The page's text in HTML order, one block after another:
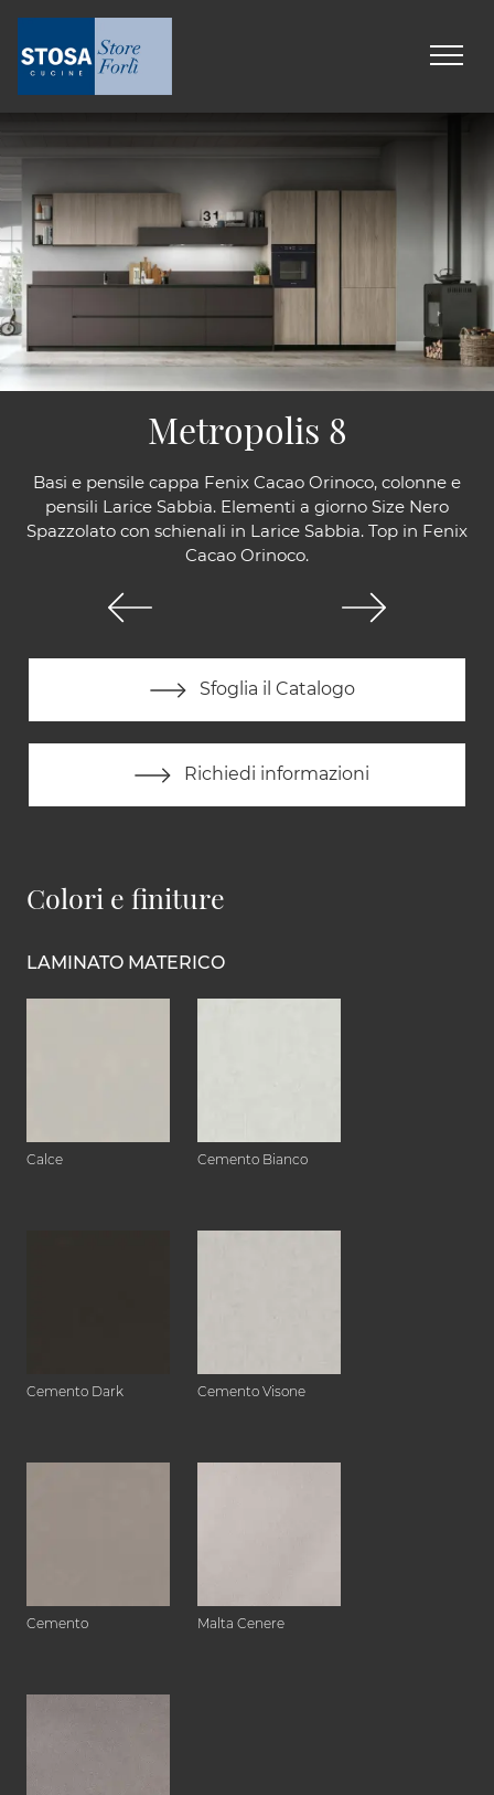
Basi e pensile cappa Fenix Cacao Orinoco, colonne e
pensili Larice Sabbia. Elementi a giorno Size Nero
Spazzolato con schienali in Larice Sabbia. Top in Fenix
Cacao Orinoco.
Sfoglia il Catalogo
Richiedi informazioni
Metropolis 8
Colori e finiture
LAMINATO MATERICO
Calce Cemento Bianco
Cemento Dark Cemento Visone
Cemento Malta Cenere